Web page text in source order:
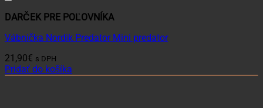
DARČEK PRE POĽOVNÍKA
Vábnička Nordik Predator Mini predator
21,90€ s DPH
Pridať do košíka